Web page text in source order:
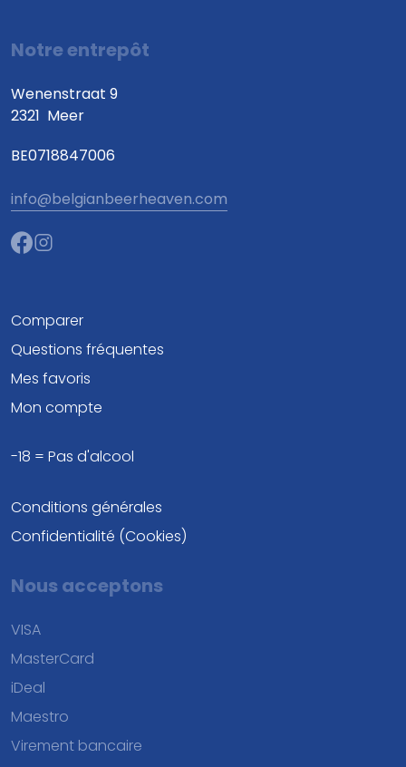
Notre entrepôt
Wenenstraat 9
2321 Meer
BE0718847006
info@belgianbeerheaven.com
Comparer
Questions fréquentes
Mes favoris
Mon compte
-18 = Pas d'alcool
Conditions générales
Confidentialité (Cookies)
Nous acceptons
VISA
MasterCard
iDeal
Maestro
Virement bancaire